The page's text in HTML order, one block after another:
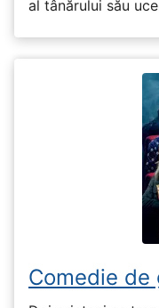
al tânărului său
Comedie